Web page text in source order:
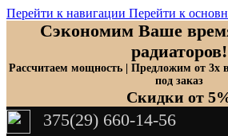
Перейти к навигации Перейти к
Сэкономим Ваше
радиаторов!
Рассчитаем мощность | Предложим от 3х
под заказ
Скидки от
375(29) 660-14-56